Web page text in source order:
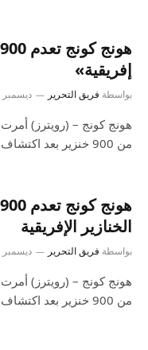
إفريقية»
بواسطة فريق التحرير ديسمبر 9, 2023
هونج كونج – (رويترز)
من 900 خنزير بعد اكتشاف إصابات بحمى الخنازير الإفريقية…
الخنازير الإفريقية
بواسطة فريق التحرير ديسمبر 9, 2023
هونج كونج – (رويترز)
من 900 خنزير بعد اكتشاف إصابات بحمى الخنازير الإفريقية…